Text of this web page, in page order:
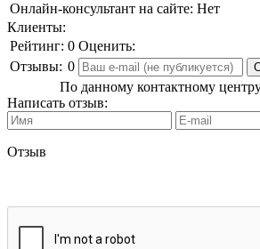
Онлайн-консультант на сайте: Нет
Клиенты:
Рейтинг: 0 Оценить:
Отзывы: 0
По данному контактному
Написать отзыв:
Отзыв